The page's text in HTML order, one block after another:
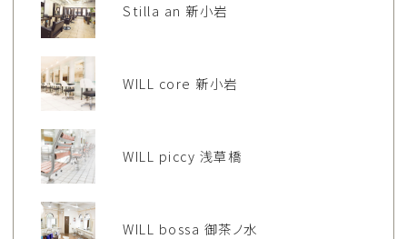
Stilla an 新小岩
WILL core 新小岩
WILL piccy 浅草橋
WILL bossa 御茶ノ水